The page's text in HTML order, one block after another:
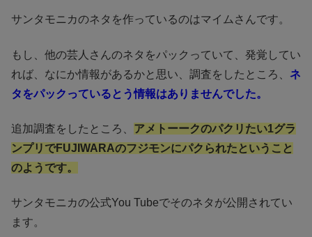
サンタモニカのネタを作っているのはマイムさんです。
もし、他の芸人さんのネタをパックっていて、発覚してい
れば、なにか情報があるかと思い、調査をしたところ、 ネ
タをパックっているとう情報はありませんでした。
追加調査をしたところ、 アメトーークのパクリたい1グラ
ンプリでFUJIWARAのフジモンにパクられたということ
のようです。
サンタモニカの公式You Tubeでそのネタが公開されてい
ます。